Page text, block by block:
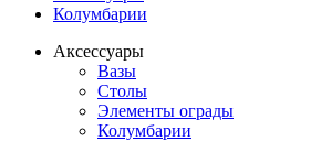
Колумбарии
Аксессуары
Вазы
Столы
Элементы ограды
Колумбарии